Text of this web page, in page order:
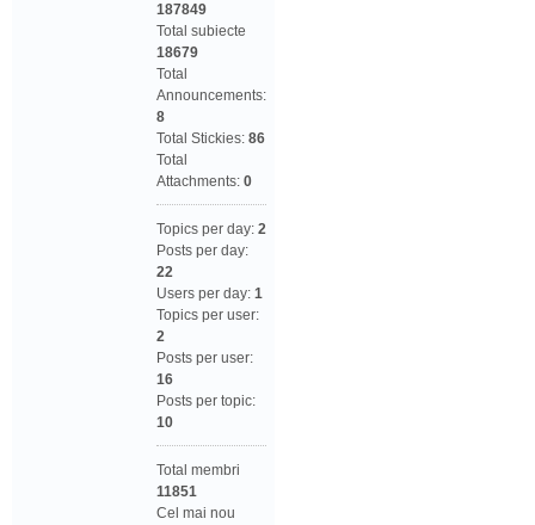
187849
Total subiecte
18679
Total
Announcements:
8
Total Stickies: 86
Total
Attachments: 0
Topics per day: 2
Posts per day:
22
Users per day: 1
Topics per user:
2
Posts per user:
16
Posts per topic:
10
Total membri
11851
Cel mai nou